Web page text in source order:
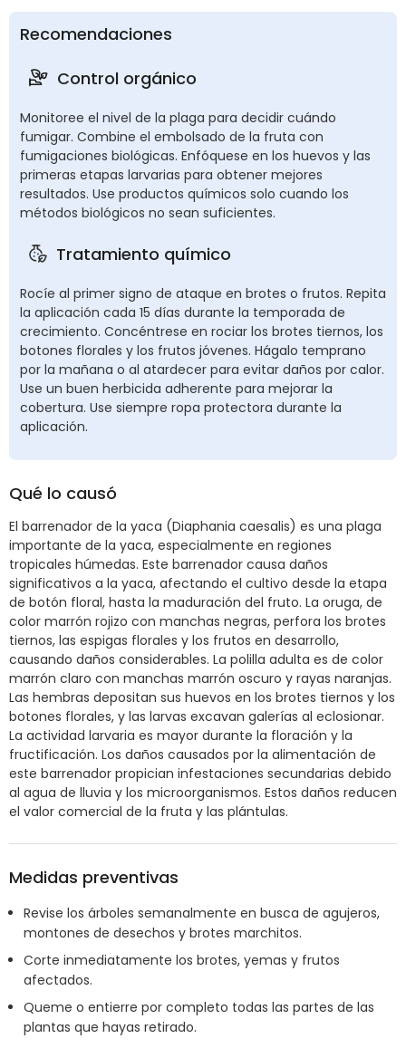
Recomendaciones
Control orgánico
Monitoree el nivel de la plaga para decidir cuándo
fumigar. Combine el embolsado de la fruta con
fumigaciones biológicas. Enfóquese en los huevos y las
primeras etapas larvarias para obtener mejores
resultados. Use productos químicos solo cuando los
métodos biológicos no sean suficientes.
Tratamiento químico
Rocíe al primer signo de ataque en brotes o frutos. Repita
la aplicación cada 15 días durante la temporada de
crecimiento. Concéntrese en rociar los brotes tiernos, los
botones florales y los frutos jóvenes. Hágalo temprano
por la mañana o al atardecer para evitar daños por calor.
Use un buen herbicida adherente para mejorar la
cobertura. Use siempre ropa protectora durante la
aplicación.
Qué lo causó
El barrenador de la yaca (Diaphania caesalis) es una plaga
importante de la yaca, especialmente en regiones
tropicales húmedas. Este barrenador causa daños
significativos a la yaca, afectando el cultivo desde la etapa
de botón floral, hasta la maduración del fruto. La oruga, de
color marrón rojizo con manchas negras, perfora los brotes
tiernos, las espigas florales y los frutos en desarrollo,
causando daños considerables. La polilla adulta es de color
marrón claro con manchas marrón oscuro y rayas naranjas.
Las hembras depositan sus huevos en los brotes tiernos y los
botones florales, y las larvas excavan galerías al eclosionar.
La actividad larvaria es mayor durante la floración y la
fructificación. Los daños causados ​​por la alimentación de
este barrenador propician infestaciones secundarias debido
al agua de lluvia y los microorganismos. Estos daños reducen
el valor comercial de la fruta y las plántulas.
Medidas preventivas
Revise los árboles semanalmente en busca de agujeros,
montones de desechos y brotes marchitos.
Corte inmediatamente los brotes, yemas y frutos
afectados.
Queme o entierre por completo todas las partes de las
plantas que hayas retirado.